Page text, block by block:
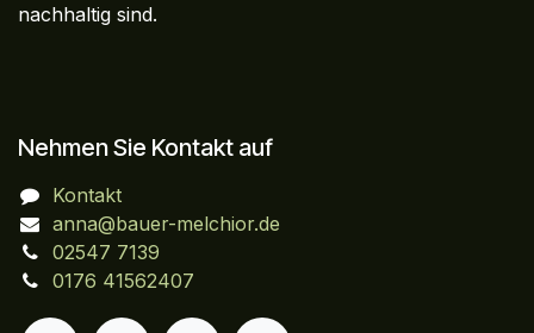
nachhaltig sind.
Nehmen Sie Kontakt auf
Kontakt
anna@bauer-melchior.de
02547 7139
0176 41562407